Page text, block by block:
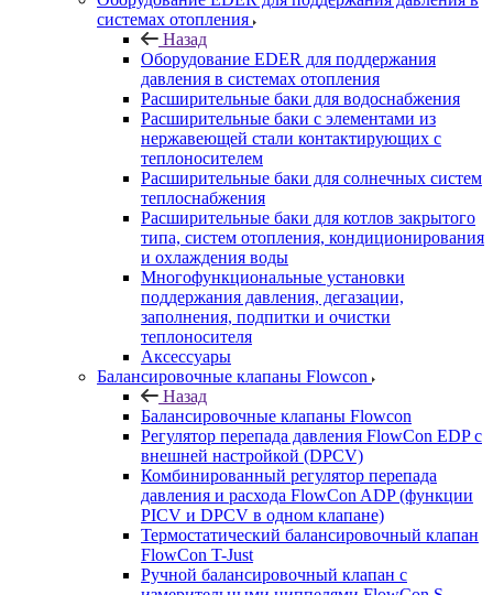
системах отопления
Назад
Оборудование EDER для поддержания
давления в системах отопления
Расширительные баки для водоснабжения
Расширительные баки с элементами из
нержавеющей стали контактирующих с
теплоносителем
Расширительные баки для солнечных систем
теплоснабжения
Расширительные баки для котлов закрытого
типа, систем отопления, кондиционирования
и охлаждения воды
Многофункциональные установки
поддержания давления, дегазации,
заполнения, подпитки и очистки
теплоносителя
Аксессуары
Балансировочные клапаны Flowcon
Назад
Балансировочные клапаны Flowcon
Регулятор перепада давления FlowСon EDP с
внешней настройкой (DPCV)
Комбинированный регулятор перепада
давления и расхода FlowСon ADP (функции
PICV и DPCV в одном клапане)
Термостатический балансировочный клапан
FlowСon T-Just
Ручной балансировочный клапан с